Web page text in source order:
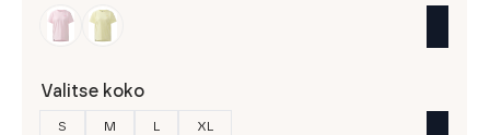
Valitse koko
S M L XL